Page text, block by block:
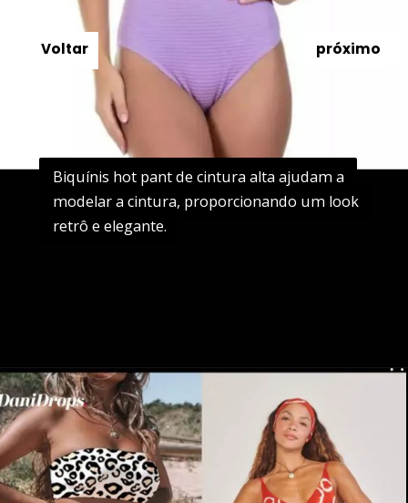
Biquínis hot pant de cintura alta ajudam a
modelar a cintura, proporcionando um look
retrô e elegante.
Biquínis hot pant de cintura alta ajudam a
modelar a cintura, proporcionando um look
retrô e elegante.
próximo
Voltar